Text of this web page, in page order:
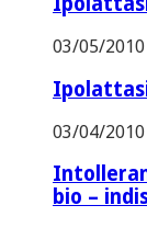
03/05/2010
03/04/2010
bio –